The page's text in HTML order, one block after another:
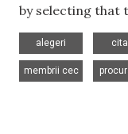
by selecting that
alegeri
membrii cec